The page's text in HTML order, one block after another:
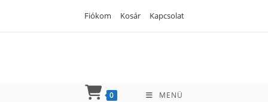
Fiókom Kosár Kapcsolat
0 MENÜ